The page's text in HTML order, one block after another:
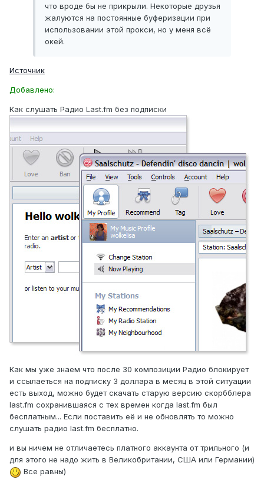
что вроде бы не прикрыли. Некоторые друзья
жалуются на постоянные буферизации при
использовании этой прокси, но у меня всё
окей.
Источник
Добавлено:
Как слушать Радио Last.fm без подписки
Как мы уже знаем что после 30 композиции Радио блокирует
и ссылаеться на подписку 3 доллара в месяц в этой ситуации
есть выход, можно будет скачать старую версию скорбблера
last.fm сохранившаяся с тех времен когда last.fm был
бесплатным... Если поставить её и не обновлять то можно
слушать радио last.fm бесплатно.
и вы ничем не отличаетесь платного аккаунта от трильного (и
для этого не надо жить в Великобритании, США или Германии)
Все равны)